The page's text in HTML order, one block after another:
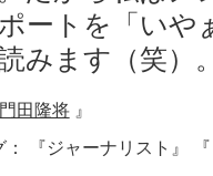
ートを「いや
みます（笑）
門田隆将』
『ジャーナリスト』